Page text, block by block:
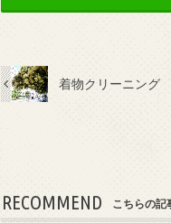
着物クリーニング
RECOMMEND こちらの記